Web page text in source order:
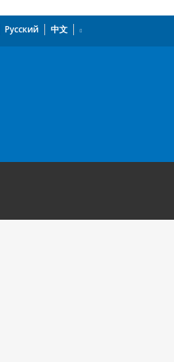
Русский 中文